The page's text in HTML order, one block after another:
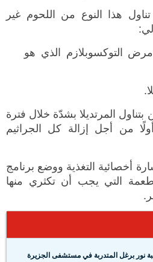
هذا النوع من اللحوم غير
التوكسوبلازم الذي هو
المرتديلا بشدّة خلال فترة
من أجل إزالة كل الجراثيم
أخصائية التغذية ووضع برنامج
التي يجب أن تكثري منها
نور برغل المتدربة في مستشفى الجزيرة